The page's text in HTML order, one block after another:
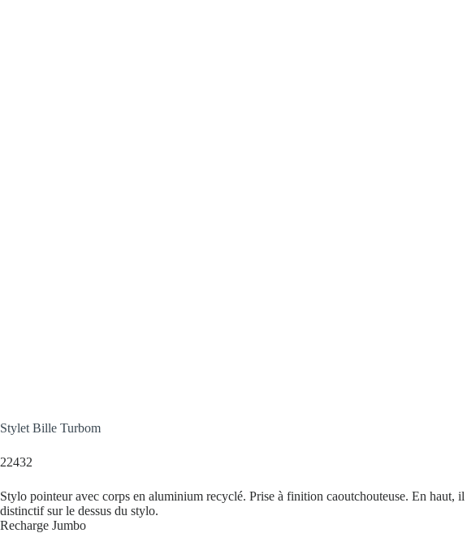
Stylet Bille Turbom
22432
Stylo pointeur avec corps en aluminium recyclé. Prise à finition caoutchouteuse. En
distinctif sur le dessus du stylo.
Recharge Jumbo